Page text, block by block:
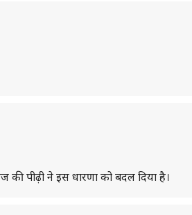
पीढ़ी ने इस धारणा को बदल दिया है।